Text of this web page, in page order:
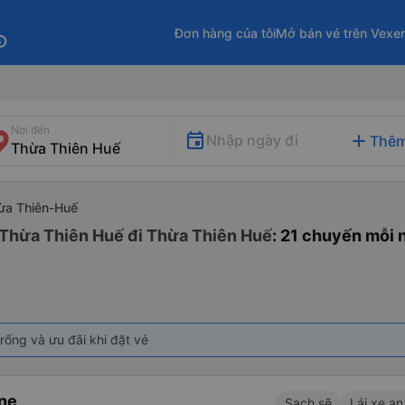
Đơn hàng của tôiMở bán vé trên
Nơi đến
Nhập ngày đi add
Thiên-Huế
Thiên Huế đi Thừa Thiên Huế: 21 chuyến mỗi
và ưu đãi khi đặt vé